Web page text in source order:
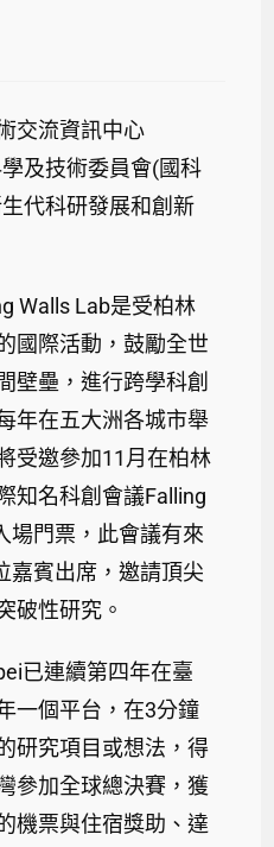
交流資訊中心
及技術委員會(國科
代科研發展和創新
Walls Lab是受柏林
國際活動，鼓勵全世
壁壘，進行跨學科創
年在五大洲各城市舉
受邀參加11月在柏林
知名科創會議Falling
場門票，此會議有來
嘉賓出席，邀請頂尖
破性研究。
已連續第四年在臺
一個平台，在3分鐘
研究項目或想法，得
參加全球總決賽，獲
機票與住宿獎助、達